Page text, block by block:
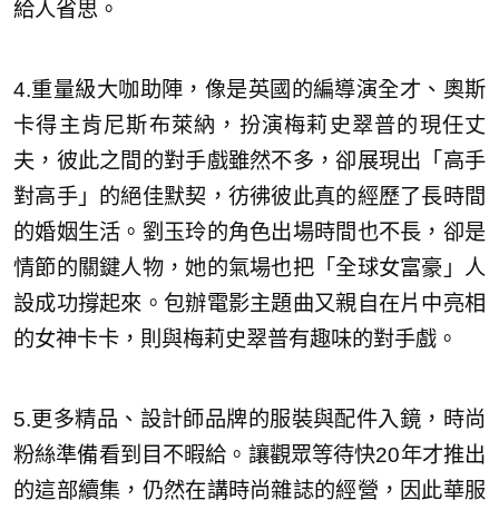
給人省思。
4.重量級大咖助陣，像是英國的編導演全才、奧斯
卡得主肯尼斯布萊納，扮演梅莉史翠普的現任丈
夫，彼此之間的對手戲雖然不多，卻展現出「高手
對高手」的絕佳默契，彷彿彼此真的經歷了長時間
的婚姻生活。劉玉玲的角色出場時間也不長，卻是
情節的關鍵人物，她的氣場也把「全球女富豪」人
設成功撐起來。包辦電影主題曲又親自在片中亮相
的女神卡卡，則與梅莉史翠普有趣味的對手戲。
5.更多精品、設計師品牌的服裝與配件入鏡，時尚
粉絲準備看到目不暇給。讓觀眾等待快20年才推出
的這部續集，仍然在講時尚雜誌的經營，因此華服